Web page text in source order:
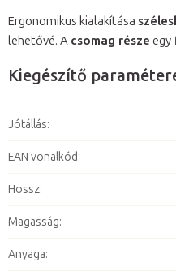
Ergonomikus kialakítása
lehetővé. A csomag része egy
Kiegészítő
Jótállás:
EAN vonalkód:
Hossz:
Magasság:
Anyaga: